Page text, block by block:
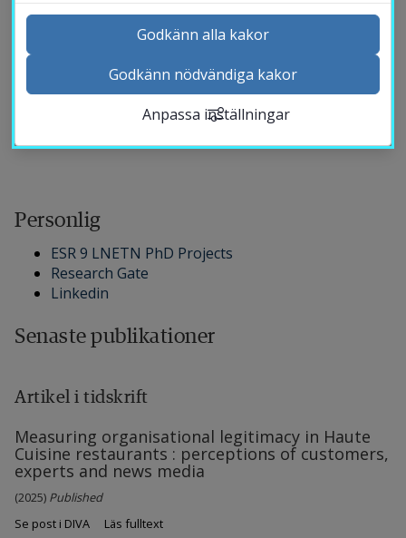
Semiha Deniz Dönmez
Marie curie-doktorand
( Akademin för företagande, innovation och
Personlig
ESR 9 LNETN PhD Projects
Research Gate
Linkedin
Senaste publikationer
Artikel i tidskrift
Measuring organisational legitimacy in Haute
Cuisine restaurants : perceptions of customers,
experts and news media
(2025) Published
Se post i DIVA
Läs fulltext
Kontakta och besök oss
Kalender
Medarbetarwebb Insidan
Godkänn alla kakor
Godkänn nödvändiga kakor
Anpassa inställningar